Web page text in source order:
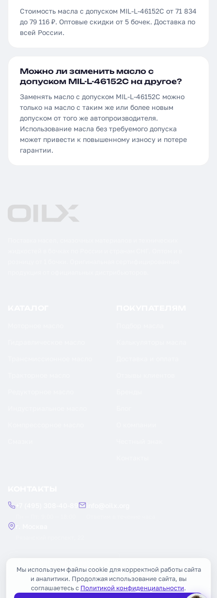
Стоимость масла с допуском MIL-L-46152C от 71 834
до 79 116 ₽. Оптовые скидки от 5 бочек. Доставка по
всей России.
Можно ли заменить масло с
допуском MIL-L-46152C на другое?
Заменять масло с допуском MIL-L-46152C можно
только на масло с таким же или более новым
допуском от того же автопроизводителя.
Использование масла без требуемого допуска
может привести к повышенному износу и потере
гарантии.
Мы используем файлы cookie для корректной работы сайта
и аналитики. Продолжая использование сайта, вы
соглашаетесь с Политикой конфиденциальности.